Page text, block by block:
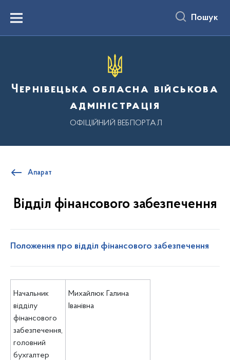
вмістуMenu Пошук
Чернівецька обласна військова
адміністрація
ОФІЦІЙНИЙ ВЕБПОРТАЛ
Апарат
Відділ фінансового забезпечення
Положення про відділ фінансового забезпечення
Начальник
відділу
фінансового
забезпечення,
головний
бухгалтер
Михайлюк Галина
Іванівна